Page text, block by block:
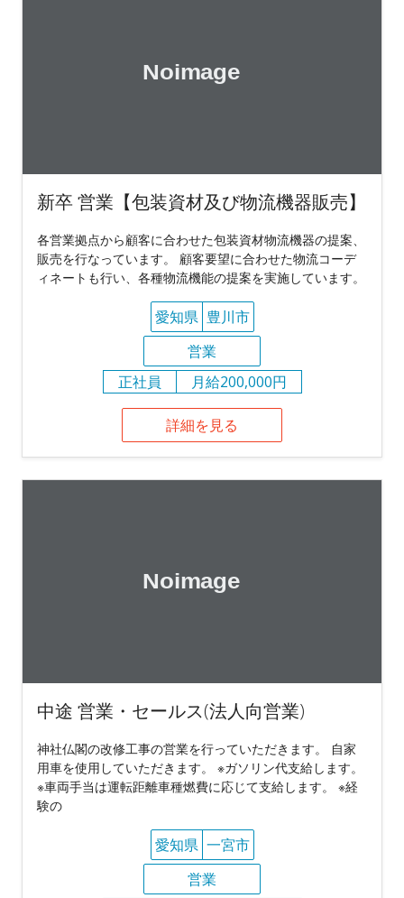
新卒 営業【包装資材及び物流機器販売】
各営業拠点から顧客に合わせた包装資材物流機器の提案、
販売を行なっています。 顧客要望に合わせた物流コーデ
ィネートも行い、各種物流機能の提案を実施しています。
愛知県 豊川市
営業
正社員
月給200,000円
詳細を見る
中途 営業・セールス(法人向営業)
神社仏閣の改修工事の営業を行っていただきます。 自家
用車を使用していただきます。 ※ガソリン代支給します。
※車両手当は運転距離車種燃費に応じて支給します。 ※経
験の
愛知県 一宮市
営業